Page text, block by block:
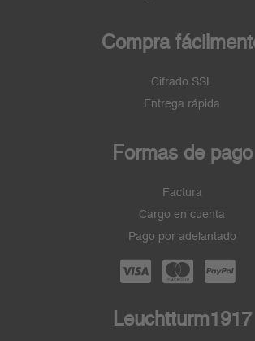
Compra
Cifrado SSL
Entrega rápida
Formas de pago
Factura
Cargo en cuenta
Pago por adelantado
Leuchtturm1917